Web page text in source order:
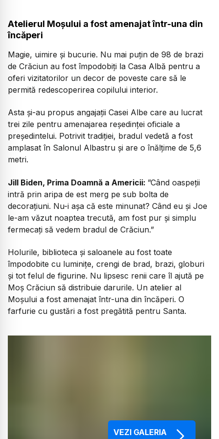
Atelierul Moșului a fost amenajat într-una din
încăperi
Magie, uimire și bucurie. Nu mai puțin de 98 de brazi
de Crăciun au fost împodobiți la Casa Albă pentru a
oferi vizitatorilor un decor de poveste care să le
permită redescoperirea copilului interior.
Asta și-au propus angajații Casei Albe care au lucrat
trei zile pentru amenajarea reședinței oficiale a
președintelui. Potrivit tradiției, bradul vedetă a fost
amplasat în Salonul Albastru și are o înălțime de 5,6
metri.
Jill Biden, Prima Doamnă a Americii: ”Când oaspeții
intră prin aripa de est merg pe sub bolta de
decorațiuni. Nu-i așa că este minunat? Când eu și Joe
le-am văzut noaptea trecută, am fost pur și simplu
fermecați să vedem bradul de Crăciun.”
Holurile, biblioteca și saloanele au fost toate
împodobite cu luminițe, crengi de brad, brazi, globuri
și tot felul de figurine. Nu lipsesc renii care îl ajută pe
Moș Crăciun să distribuie darurile. Un atelier al
Moșului a fost amenajat într-una din încăperi. O
farfurie cu gustări a fost pregătită pentru Santa.
VEZI GALERIA